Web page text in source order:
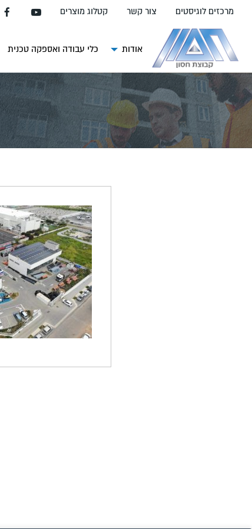
העמוד
מרכזים לוגיסטים צור קשר קטלוג מוצרים
אודות כלי עבודה ואספקה טכנית